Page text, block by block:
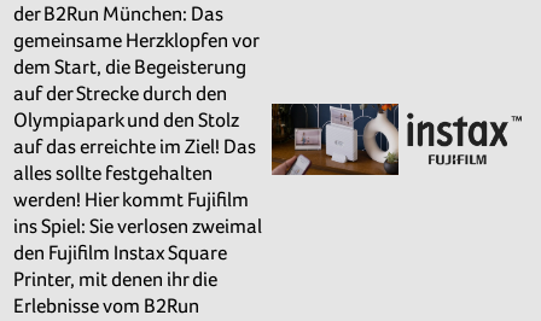
der B2Run München: Das
gemeinsame Herzklopfen vor
dem Start, die Begeisterung
auf der Strecke durch den
Olympiapark und den Stolz
auf das erreichte im Ziel! Das
alles sollte festgehalten
werden! Hier kommt Fujifilm
ins Spiel: Sie verlosen zweimal
den Fujifilm Instax Square
Printer, mit denen ihr die
Erlebnisse vom B2Run